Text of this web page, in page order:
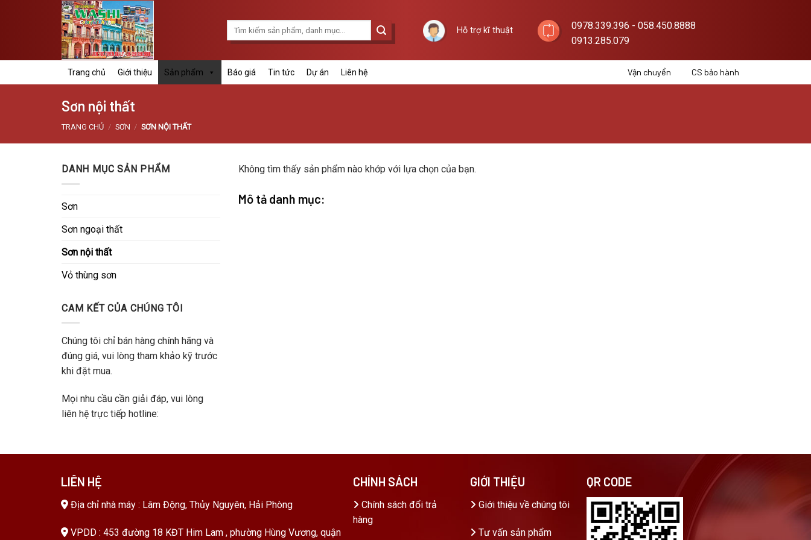
Hỗ trợ kĩ thuật
0978.339.396 - 058.450.8888
0913.285.079
Trang chủ Giới thiệu Sản phẩm Báo giá Tin tức Dự án Liên hệ Vận chuyển CS bảo hành
Sơn nội thất
TRANG CHỦ / SƠN / SƠN NỘI THẤT
DANH MỤC SẢN PHẨM
Sơn
Sơn ngoại thất
Sơn nội thất
Vỏ thùng sơn
CAM KẾT CỦA CHÚNG TÔI
Chúng tôi chỉ bán hàng chính hãng và
đúng giá, vui lòng tham khảo kỹ trước
khi đặt mua.
Mọi nhu cầu cần giải đáp, vui lòng
liên hệ trực tiếp hotline:
Không tìm thấy sản phẩm nào khớp với lựa chọn của bạn.
Mô tả danh mục:
LIÊN HỆ
Địa chỉ nhà máy : Lâm Động, Thủy Nguyên, Hải Phòng
VPDD : 453 đường 18 KĐT Him Lam , phường Hùng Vương, quận
CHÍNH SÁCH
Chính sách đổi trả
hàng
GIỚI THIỆU
Giới thiệu về chúng tôi
Tư vấn sản phẩm
QR CODE